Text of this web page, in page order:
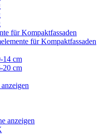
für Kompaktfassaden
für Kompaktfassaden
14 cm
20 cm
anzeigen